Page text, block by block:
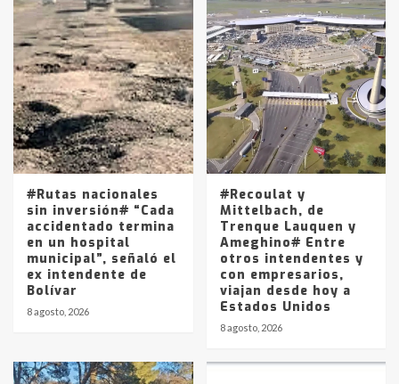
4
Accidente en Ruta 5: falleció un
joven de Trenque Lauquen
5
Los precios de los combustibles en
La Pampa, desde YPF hasta Axion
entre 857 a 1338 pesos
#Rutas nacionales
sin inversión# “Cada
accidentado termina
en un hospital
municipal”, señaló el
ex intendente de
Bolívar
8 agosto, 2026
#Recoulat y
Mittelbach, de
Trenque Lauquen y
Ameghino# Entre
otros intendentes y
con empresarios,
viajan desde hoy a
Estados Unidos
8 agosto, 2026